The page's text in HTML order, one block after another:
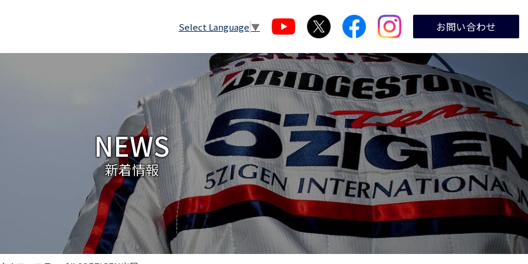
Select Language ▼ お問い合わせ
NEWS
新着情報